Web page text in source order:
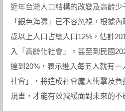
近年台灣人口結構的改變及高齡
「銀色海嘯」已不容忽視，根據
歲以上人口占總人口12%，估計
入「高齡化社會」。甚至到民國
達到20%，表示進入每五人就有
社會」，將造成社會龐大衝擊及
規畫，才能有效減緩面對未來的不